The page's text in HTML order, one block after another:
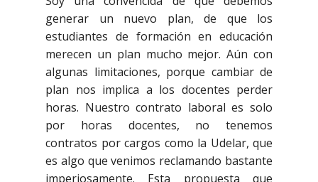
generar un nuevo plan, de que los
estudiantes de formación en educación
merecen un plan mucho mejor. Aún con
algunas limitaciones, porque cambiar de
plan nos implica a los docentes perder
horas. Nuestro contrato laboral es solo
por horas docentes, no tenemos
contratos por cargos como la Udelar, que
es algo que venimos reclamando bastante
imperiosamente. Esta propuesta que